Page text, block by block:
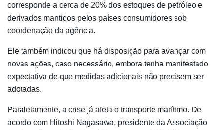
corresponde a cerca de 20% dos estoques de petróleo e
derivados mantidos pelos países consumidores sob
coordenação da agência.
Ele também indicou que há disposição para avançar com
novas ações, caso necessário, embora tenha manifestado
expectativa de que medidas adicionais não precisem ser
adotadas.
Paralelamente, a crise já afeta o transporte marítimo. De
acordo com Hitoshi Nagasawa, presidente da Associação